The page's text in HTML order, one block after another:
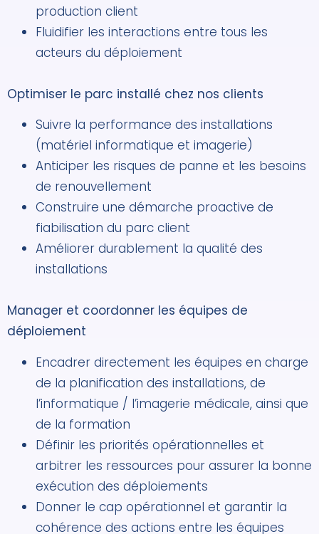
production client
Fluidifier les interactions entre tous les
acteurs du déploiement
Optimiser le parc installé chez nos clients
Suivre la performance des installations
(matériel informatique et imagerie)
Anticiper les risques de panne et les besoins
de renouvellement
Construire une démarche proactive de
fiabilisation du parc client
Améliorer durablement la qualité des
installations
Manager et coordonner les équipes de
déploiement
Encadrer directement les équipes en charge
de la planification des installations, de
l’informatique / l’imagerie médicale, ainsi que
de la formation
Définir les priorités opérationnelles et
arbitrer les ressources pour assurer la bonne
exécution des déploiements
Donner le cap opérationnel et garantir la
cohérence des actions entre les équipes